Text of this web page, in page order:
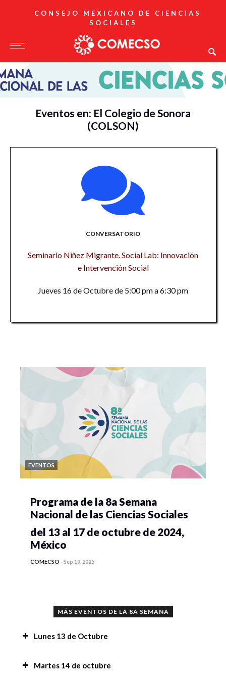
CONSEJO MEXICANO DE CIENCIAS
SOCIALES
Eventos en: El Colegio de Sonora
(COLSON)
CONVERSATORIO
Seminario Niñez Migrante. Social Lab: Innovación
e Intervención Social
Jueves 16 de Octubre de 5:00 pm a 6:30 pm
EVENTOS
Programa de la 8a Semana
Nacional de las Ciencias Sociales
del 13 al 17 de octubre de 2024,
México
COMECSO -Sep 19, 2025
MÁS EVENTOS DE LA 8A SEMANA
Lunes 13 de Octubre
Inteligencia Artificial en la investigación y en la
Martes 14 de octubre